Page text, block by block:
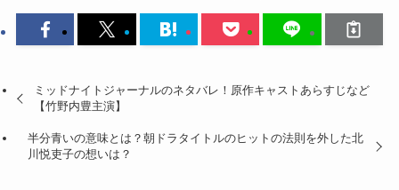
ミッドナイトジャーナルのネタバレ！原作キャストあらすじなど
【竹野内豊主演】
半分青いの意味とは？朝ドラタイトルのヒットの法則を外した北
川悦吏子の想いは？